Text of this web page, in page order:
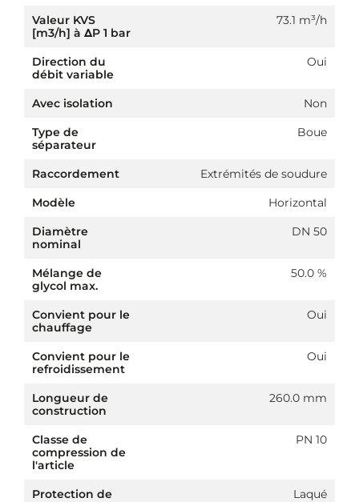
Valeur KVS
[m3/h] à ΔP 1 bar
73.1 m³/h
Direction du
débit variable
Oui
Avec isolation
Non
Type de
séparateur
Boue
Raccordement
Extrémités de soudure
Modèle
Horizontal
Diamètre
nominal
DN 50
Mélange de
glycol max.
50.0 %
Convient pour le
chauffage
Oui
Convient pour le
refroidissement
Oui
Longueur de
construction
260.0 mm
Classe de
compression de
l'article
PN 10
Protection de
Laqué